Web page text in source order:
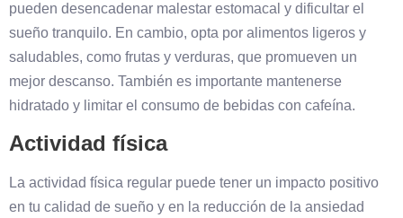
pueden desencadenar malestar estomacal y dificultar el
sueño tranquilo. En cambio, opta por alimentos ligeros y
saludables, como frutas y verduras, que promueven un
mejor descanso. También es importante mantenerse
hidratado y limitar el consumo de bebidas con cafeína.
Actividad física
La actividad física regular puede tener un impacto positivo
en tu calidad de sueño y en la reducción de la ansiedad